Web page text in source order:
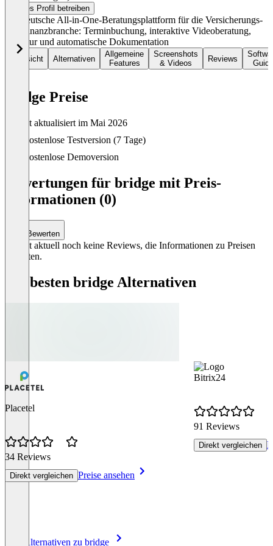
Dieses Profil betreiben
Die deutsche All-in-One-Beratungsplattform für die Versicherungs-
und Finanzbranche: Terminbuchung, interaktive Videoberatung,
Signatur und automatische Dokumentation
Übersicht Alternativen
Allgemeine
Features
Screenshots
& Videos
Reviews
Guide
bridge Preise
Zuletzt aktualisiert im Mai 2026
Kostenlose Testversion (7 Tage)
Kostenlose Demoversion
Bewertungen für bridge mit Preis-
Informationen (0)
Bewerten
Es gibt aktuell noch keine Reviews, die Informationen zu Preisen
enthalten.
Die besten bridge Alternativen
Placetel
34 Reviews
Direkt vergleichen Preise ansehen
Bitrix24
91 Reviews
Direkt vergleichen
Alle Alternativen zu bridge